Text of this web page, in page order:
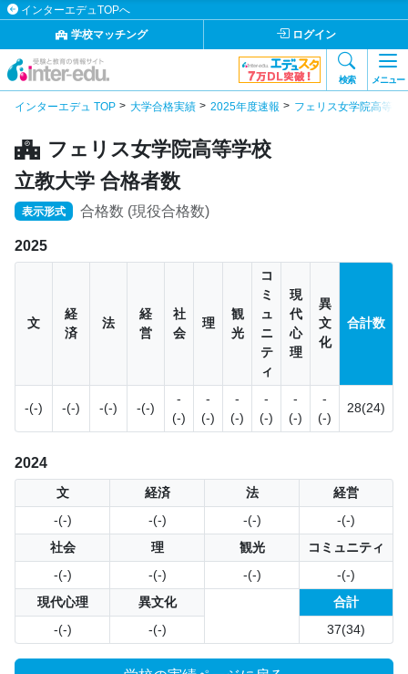
インターエデュTOPへ
学校マッチング
ログイン
検索 メニュー
インターエデュ TOP 大学合格実績 2025年度速報 フェリス女学院高等学
フェリス女学院高等学校
立教大学 合格者数
表示形式 合格数 (現役合格数)
2025
文
経
済
法
経
営
社
会
理
観
光
コ
ミ
ュ
ニ
テ
ィ
現
代
心
理
異
文
化
合計数
-(-) -(-) -(-) -(-)
-
(-)
-
(-)
-
(-)
-
(-)
-
(-)
-
(-)
28(24)
2024
文 経済 法
経営
-(-)
-(-) -(-)
-(-)
社会
理 観光
コミュニティ
-(-)
-(-) -(-)
-(-)
現代心理
異文化
合計
-(-)
-(-) 37(34)